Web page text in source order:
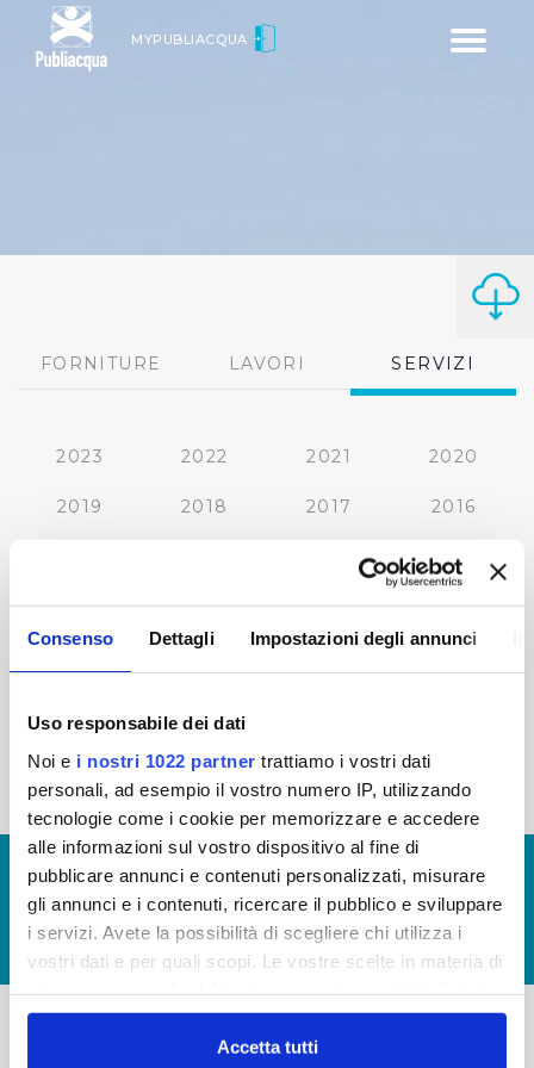
Consenso Dettagli Impostazioni degli annunci
Uso responsabile dei dati
Noi e i nostri 1022 partner trattiamo i vostri dati
personali, ad esempio il vostro numero IP, utilizzando
tecnologie come i cookie per memorizzare e accedere
alle informazioni sul vostro dispositivo al fine di
pubblicare annunci e contenuti personalizzati, misurare
gli annunci e i contenuti, ricercare il pubblico e sviluppare
i servizi. Avete la possibilità di scegliere chi utilizza i
vostri dati e per quali scopi. Le vostre scelte in materia di
in cui avete effettuato le vostre scelte. È possibile
modificare o revocare il proprio consenso in qualsiasi
Accetta tutti
Toggle
MYPUBLIACQUA
FORNITURE LAVORI SERVIZI
2023 2022 2021 2020
2019 2018 2017 2016
2012
2011 2010 2009 2008
« prima ‹ precedente 1 2
© Copyright 2017 - 2026
GLOSSARIO
GIUDICA IL SERVIZIO
LAVORA CON NOI